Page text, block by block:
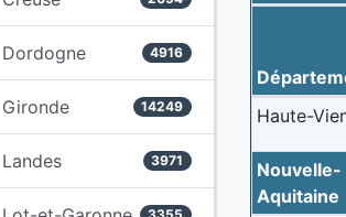
Dordogne 4916
Gironde 14249
Landes 3971
Haute-
Nouvelle-
Aquitaine